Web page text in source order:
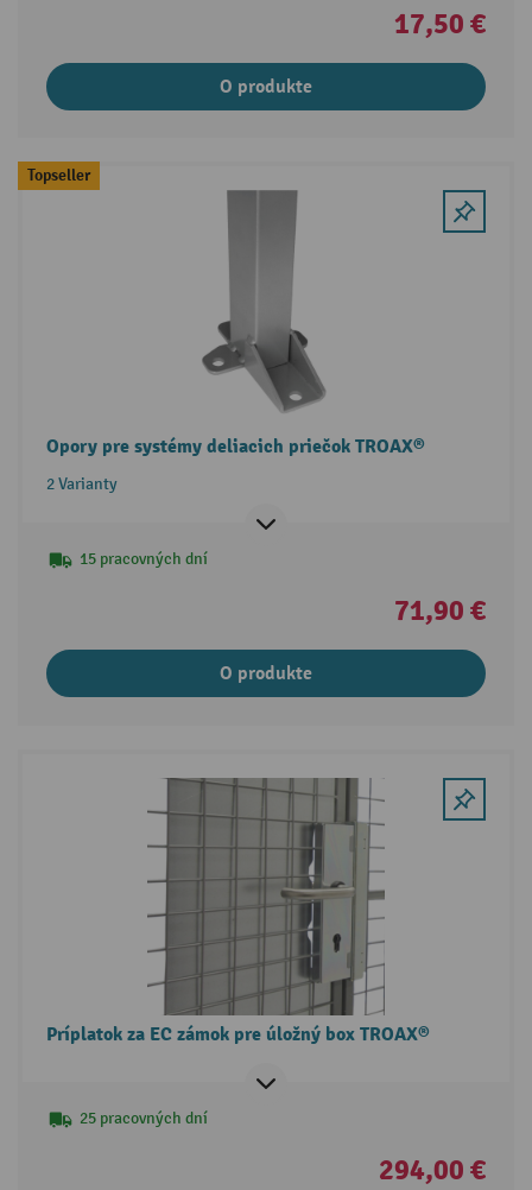
17,50 €
O produkte
Topseller
Opory pre systémy deliacich priečok TROAX®
2 Varianty
15 pracovných dní
71,90 €
O produkte
Príplatok za EC zámok pre úložný box TROAX®
25 pracovných dní
294,00 €